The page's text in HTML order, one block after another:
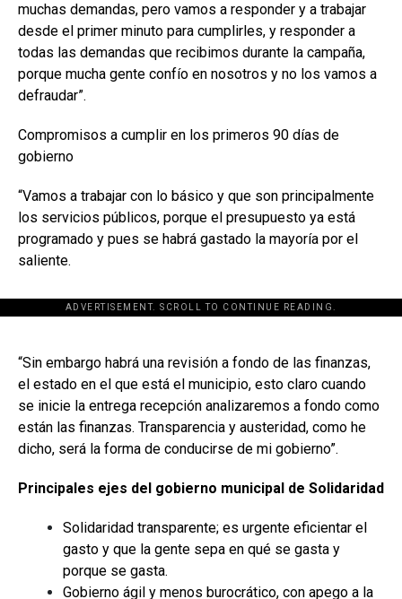
muchas demandas, pero vamos a responder y a trabajar
desde el primer minuto para cumplirles, y responder a
todas las demandas que recibimos durante la campaña,
porque mucha gente confío en nosotros y no los vamos a
defraudar”.
Compromisos a cumplir en los primeros 90 días de
gobierno
“Vamos a trabajar con lo básico y que son principalmente
los servicios públicos, porque el presupuesto ya está
programado y pues se habrá gastado la mayoría por el
saliente.
ADVERTISEMENT. SCROLL TO CONTINUE READING.
[adsforwp id="243463"]
“Sin embargo habrá una revisión a fondo de las finanzas,
el estado en el que está el municipio, esto claro cuando
se inicie la entrega recepción analizaremos a fondo como
están las finanzas. Transparencia y austeridad, como he
dicho, será la forma de conducirse de mi gobierno”.
Principales ejes del gobierno municipal de Solidaridad
Solidaridad transparente; es urgente eficientar el
gasto y que la gente sepa en qué se gasta y
porque se gasta.
Gobierno ágil y menos burocrático, con apego a la